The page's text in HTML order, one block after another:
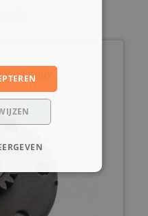
Buggy